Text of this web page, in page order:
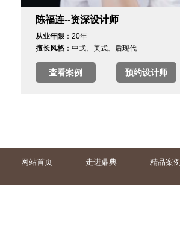
陈福连--资深设计师
从业年限 ：20年
擅长风格 ：中式、美式、后现代
查看案例 预约设计师
网站首页 走进鼎典 精品案例